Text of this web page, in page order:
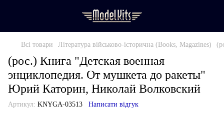
Всі товари Література військово-історична (Books, Magazines)
(рос.) Книга "Детская военная
энциклопедия. От мушкета до ракеты"
Юрий Каторин, Николай Волковский
Артикул: KNYGA-03513 Написати відгук